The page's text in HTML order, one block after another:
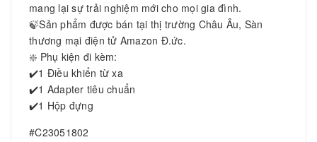
mang lại sự trải nghiệm mới cho mọi gia đình.
🍃Sản phẩm được bán tại thị trường Châu Âu, Sàn
thương mại điện tử Amazon Đ.ức.
❇️ Phụ kiện đi kèm:
✔️1 Điều khiển từ xa
✔️1 Adapter tiêu chuẩn
✔️1 Hộp đựng
#C23051802